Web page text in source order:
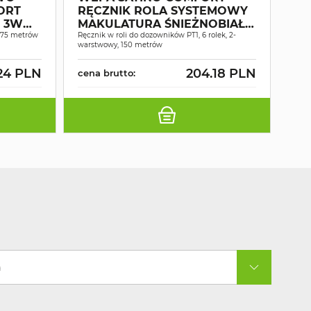
3W
metrów
PLN
RĘCZNIK ROLA SYSTEMOWY
MAKULATURA ŚNIEŻNOBIAŁY
2W 150MB A6
Ręcznik w roli do dozowników PT1, 6 rolek, 2-
warstwowy, 150 metrów
cena brutto: 204.18 PLN